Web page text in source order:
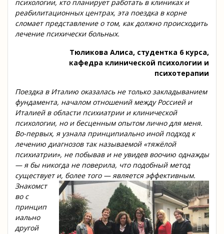
психологии, кто планирует работать в клиниках и
реабилитационных центрах, эта поездка в корне
сломает представление о том, как должно происходить
лечение психически больных.
Тюликова Алиса, студентка 6 курса,
кафедра клинической психологии и
психотерапии
Поездка в Италию оказалась не только закладыванием
фундамента, началом отношений между Россией и
Италией в области психиатрии и клинической
психологии, но и бесценным опытом лично для меня.
Во-первых, я узнала принципиально иной подход к
лечению диагнозов так называемой «тяжёлой
психиатрии», не побывав и не увидев воочию однажды
— я бы никогда не поверила, что подобный метод
существует и, более того — является эффективным.
Знакомст
во с
принцип
иально
другой